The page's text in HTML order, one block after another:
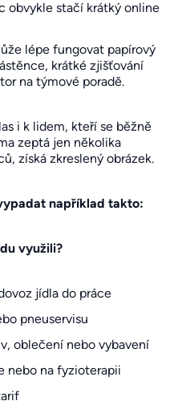
obvykle stačí krátký online
lépe fungovat papírový
krátké zjišťování
na týmové poradě.
i k lidem, kteří se běžně
zeptá jen několika
získá zkreslený obrázek.
například takto:
využili?
jídla do práce
pneuservisu
oblečení nebo vybavení
nebo na fyzioterapii